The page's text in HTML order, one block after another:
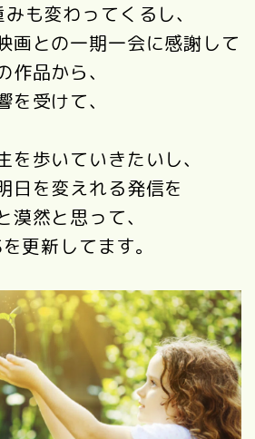
も変わってくるし、
画との一期一会に感謝して
品から、
受けて、
歩いていきたいし、
日を変えれる発信を
漠然と思って、
更新してます。